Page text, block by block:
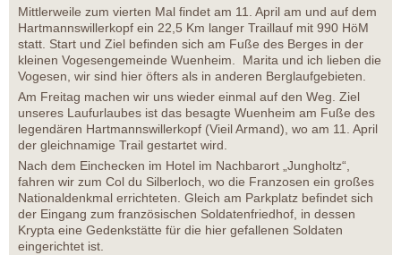
Mittlerweile zum vierten Mal findet am 11. April am und auf dem
Hartmannswillerkopf ein 22,5 Km langer Traillauf mit 990 HöM
statt. Start und Ziel befinden sich am Fuße des Berges in der
kleinen Vogesengemeinde Wuenheim. Marita und ich lieben die
Vogesen, wir sind hier öfters als in anderen Berglaufgebieten.
Am Freitag machen wir uns wieder einmal auf den Weg. Ziel
unseres Laufurlaubes ist das besagte Wuenheim am Fuße des
legendären Hartmannswillerkopf (Vieil Armand), wo am 11. April
der gleichnamige Trail gestartet wird.
Nach dem Einchecken im Hotel im Nachbarort „Jungholtz“,
fahren wir zum Col du Silberloch, wo die Franzosen ein großes
Nationaldenkmal errichteten. Gleich am Parkplatz befindet sich
der Eingang zum französischen Soldatenfriedhof, in dessen
Krypta eine Gedenkstätte für die hier gefallenen Soldaten
eingerichtet ist.